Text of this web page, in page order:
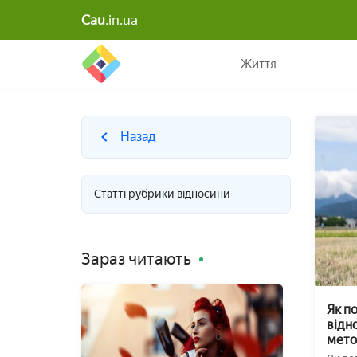
Cau.in.ua
Життя
Назад
Статті рубрики відносини
Як
Зараз читають